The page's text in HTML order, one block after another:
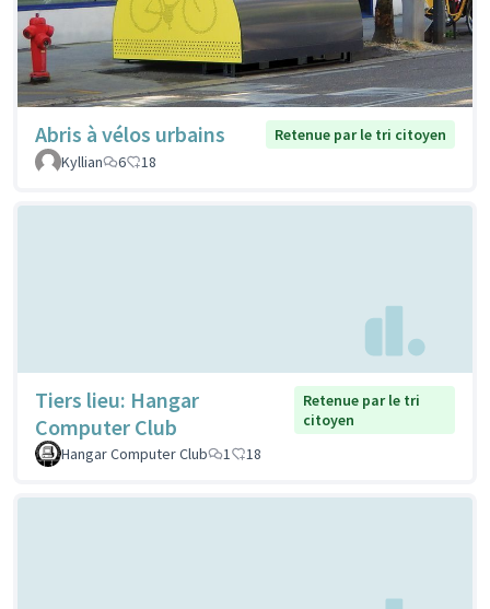
Abris à vélos urbains
Retenue par le tri citoyen
Kyllian
6 18
Tiers lieu: Hangar
Computer Club
Retenue par le tri
citoyen
Hangar Computer Club
1 18